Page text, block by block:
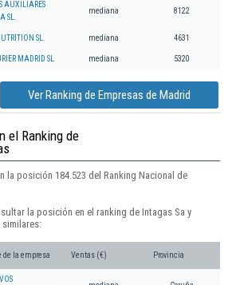
AUXILIARES
SL.
mediana 8122
SL. mediana 4631
MADRID SL mediana 5320
Ver Ranking de Empresas de Madrid
el Ranking de
la posición 184.523 del Ranking Nacional de
la posición en el ranking de Intagas Sa y
de la empresa Ventas (€) Provincia